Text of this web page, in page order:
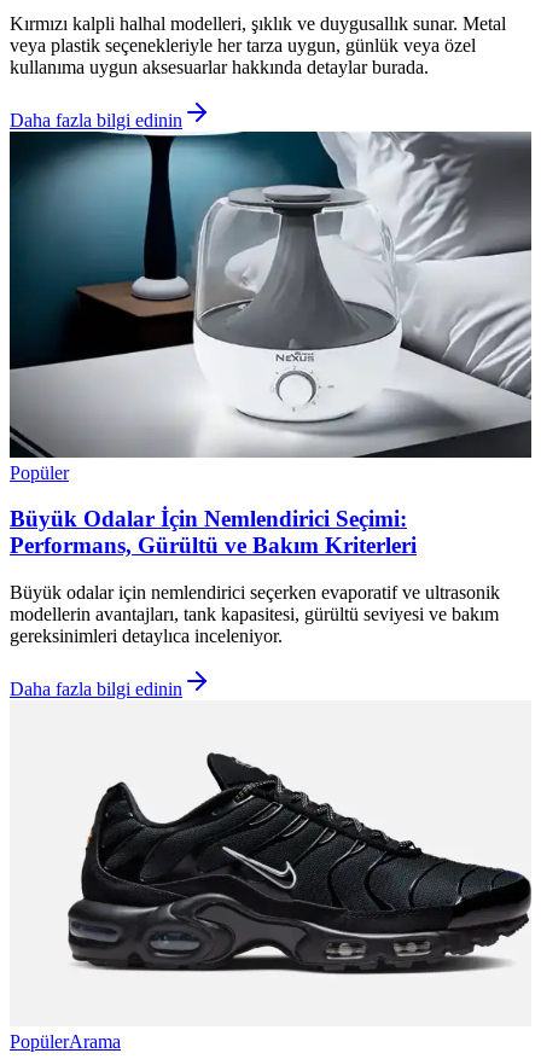
Kırmızı kalpli halhal modelleri, şıklık ve duygusallık sunar. Metal
veya plastik seçenekleriyle her tarza uygun, günlük veya özel
kullanıma uygun aksesuarlar hakkında detaylar burada.
Daha fazla bilgi edinin
Popüler
Büyük Odalar İçin Nemlendirici Seçimi:
Performans, Gürültü ve Bakım Kriterleri
Büyük odalar için nemlendirici seçerken evaporatif ve ultrasonik
modellerin avantajları, tank kapasitesi, gürültü seviyesi ve bakım
gereksinimleri detaylıca inceleniyor.
Daha fazla bilgi edinin
PopülerArama